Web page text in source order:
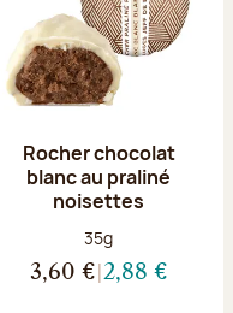
Rocher chocolat
blanc au praliné
noisettes
Poids net :
35g
3,60 € 2,88 €